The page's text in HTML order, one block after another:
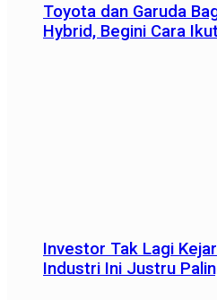
Toyota dan Garuda
Hybrid, Begini Cara
Investor Tak Lagi
Industri Ini Justru